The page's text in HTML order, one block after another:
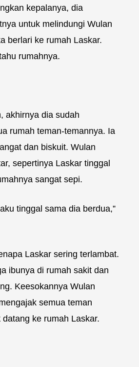
kepalanya, dia
untuk melindungi Wulan
berlari ke rumah Laskar.
rumahnya.
akhirnya dia sudah
rumah teman-temannya. Ia
dan biskuit. Wulan
sepertinya Laskar tinggal
sangat sepi.
tinggal sama dia berdua,”
Laskar sering terlambat.
ibunya di rumah sakit dan
Keesokannya Wulan
semua teman
ke rumah Laskar.